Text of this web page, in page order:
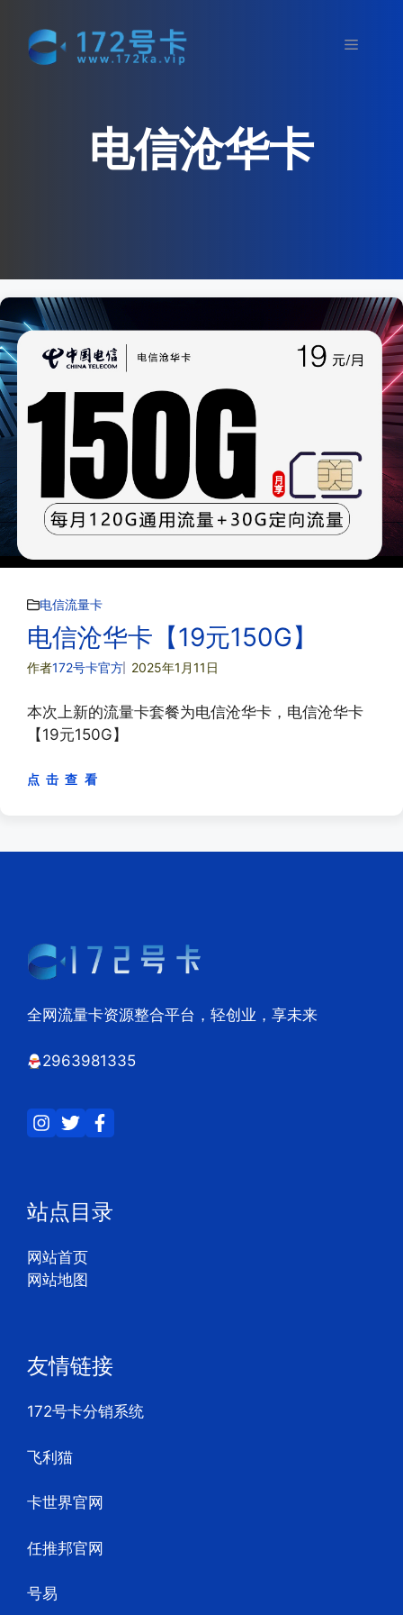
菜
电信沧华卡
电信流量卡
电信沧华卡【19元150G】
作者172号卡官方 2025年1月11日
本次上新的流量卡套餐为电信沧华卡，电信沧华卡
【19元150G】
点 击 查 看
全网流量卡资源整合平台，轻创业，享未来
2963981335
站点目录
网站首页
网站地图
友情链接
172号卡分销系统
飞利猫
卡世界官网
任推邦官网
号易